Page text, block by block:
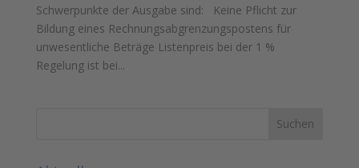
Schwerpunkte der Ausgabe sind: Keine Pflicht zur
Bildung eines Rechnungsabgrenzungspostens für
unwesentliche Beträge Listenpreis bei der 1 %
Regelung ist bei...